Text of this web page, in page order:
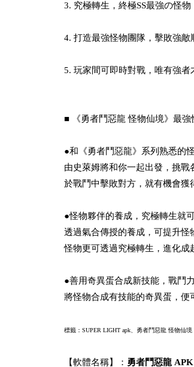
3. 究極轉生，終極SS最強の怪物
4. 打造最強怪物團隊，擊敗強敵
5. 玩家間可即時對戰，唯有強者
■ 《勇者鬥惡龍 怪物仙境》最強
●和《勇者鬥惡龍》系列熟悉的
由史萊姆將和你一起出發，挑戰
於戰鬥中擊敗對方，就有機會獲
●怪物夥伴的養成，究極轉生就
透過氣合傳授的養成，可提升
怪物更可透過究極轉生，進化成
●善用奇異蛋合成新技能，戰鬥
將怪物合成有技能的奇異蛋，便
標籤：SUPER LIGHT apk、 勇者鬥惡龍 怪物仙境
【軟體名稱】： 勇者鬥惡龍 APK